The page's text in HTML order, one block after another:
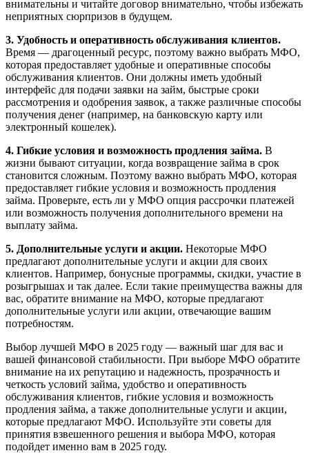
внимательны и читайте договор внимательно, чтобы избежать
неприятных сюрпризов в будущем.
3. Удобность и оперативность обслуживания клиентов.
Время — драгоценный ресурс, поэтому важно выбрать МФО,
которая предоставляет удобные и оперативные способы
обслуживания клиентов. Они должны иметь удобный
интерфейс для подачи заявки на займ, быстрые сроки
рассмотрения и одобрения заявок, а также различные способы
получения денег (например, на банковскую карту или
электронный кошелек).
4. Гибкие условия и возможность продления займа. В
жизни бывают ситуации, когда возвращение займа в срок
становится сложным. Поэтому важно выбрать МФО, которая
предоставляет гибкие условия и возможность продления
займа. Проверьте, есть ли у МФО опция рассрочки платежей
или возможность получения дополнительного времени на
выплату займа.
5. Дополнительные услуги и акции. Некоторые МФО
предлагают дополнительные услуги и акции для своих
клиентов. Например, бонусные программы, скидки, участие в
розыгрышах и так далее. Если такие преимущества важны для
вас, обратите внимание на МФО, которые предлагают
дополнительные услуги или акции, отвечающие вашим
потребностям.
Выбор лучшей МФО в 2025 году — важный шаг для вас и
вашей финансовой стабильности. При выборе МФО обратите
внимание на их репутацию и надежность, прозрачность и
четкость условий займа, удобство и оперативность
обслуживания клиентов, гибкие условия и возможность
продления займа, а также дополнительные услуги и акции,
которые предлагают МФО. Используйте эти советы для
принятия взвешенного решения и выбора МФО, которая
подойдет именно вам в 2025 году.